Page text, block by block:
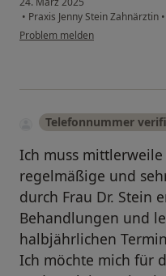
• Praxis Jenny Stein Zahnärztin •
Problem melden
Telefonnummer
Ich muss
regelmäßige und
durch Frau Dr. Stein
Behandlungen und
halbjährlichen
Ich möchte mich für